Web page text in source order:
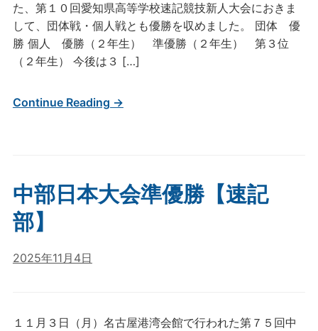
た、第１０回愛知県高等学校速記競技新人大会におきま
して、団体戦・個人戦とも優勝を収めました。 団体 優
勝 個人 優勝（２年生） 準優勝（２年生） 第３位
（２年生） 今後は３ […]
Continue Reading →
中部日本大会準優勝【速記
部】
2025年11月4日
１１月３日（月）名古屋港湾会館で行われた第７５回中